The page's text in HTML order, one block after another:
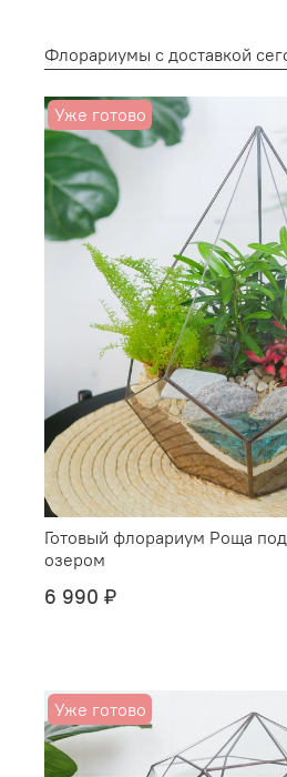
Флорариумы с доставкой
Уже готово
Готовый флорариум Роща
озером
6 990 ₽
Уже готово